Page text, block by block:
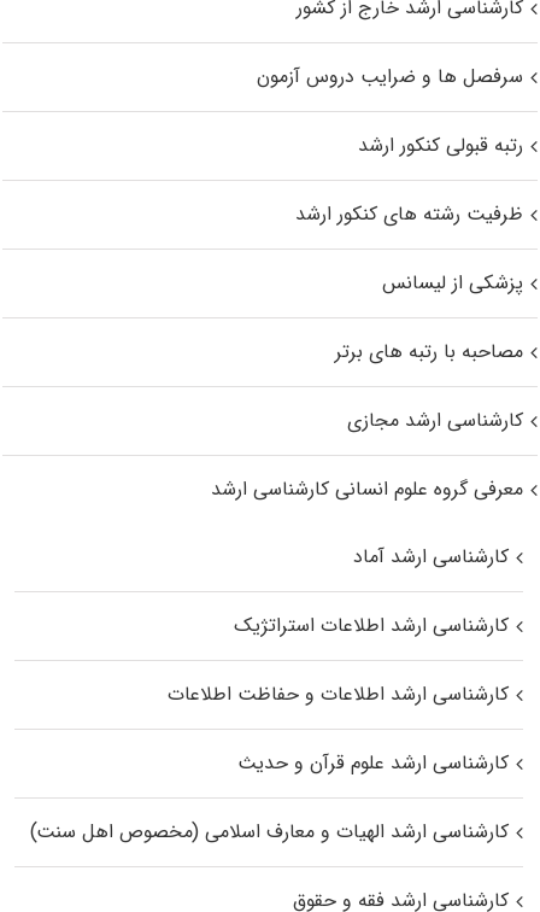
کارشناسی ارشد خارج از کشور
سرفصل ها و ضرایب دروس آزمون
رتبه قبولی کنکور ارشد
ظرفیت رشته های کنکور ارشد
پزشکی از لیسانس
مصاحبه با رتبه های برتر
کارشناسی ارشد مجازی
معرفی گروه علوم انسانی کارشناسی ارشد
کارشناسی ارشد آماد
کارشناسی ارشد اطلاعات استراتژیک
کارشناسی ارشد اطلاعات و حفاظت اطلاعات
کارشناسی ارشد علوم قرآن و حدیث
کارشناسی ارشد الهیات و معارف اسلامی (مخصوص اهل سنت)
کارشناسی ارشد فقه و حقوق